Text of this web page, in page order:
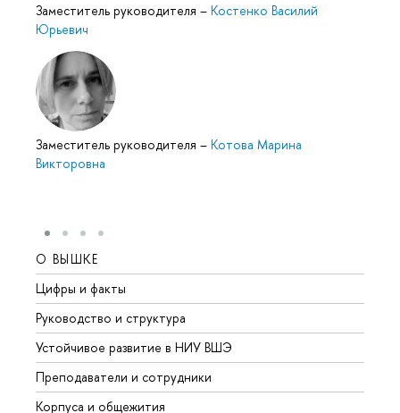
Заместитель руководителя – Костенко Василий
Юрьевич
Заместитель руководителя – Котова Марина
Викторовна
О ВЫШКЕ
Цифры и факты
Руководство и структура
Устойчивое развитие в НИУ ВШЭ
Преподаватели и сотрудники
Корпуса и общежития